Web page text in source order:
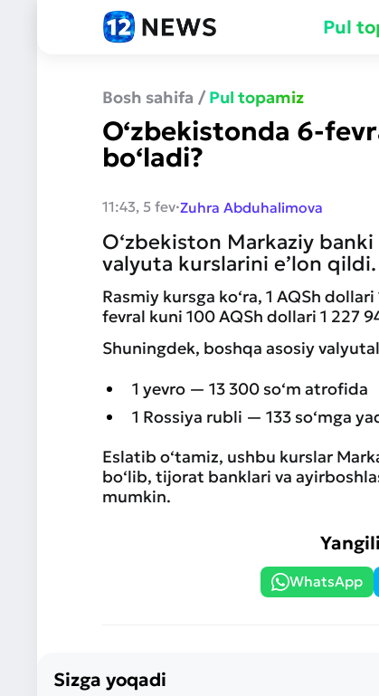
Pul
Bosh sahifa / Pul topamiz
O‘zbekistonda 6-
bo‘ladi?
11:43, 5 fev·Zuhra Abduhalimova
O‘zbekiston Markaziy
valyuta kurslarini e’lon qildi.
Rasmiy kursga ko‘ra, 1 AQSh
fevral kuni 100 AQSh dollari 1 227
Shuningdek, boshqa asosiy
1 yevro — 13 300 so‘m atrofida
1 Rossiya rubli — 133 so‘mga
Eslatib o‘tamiz, ushbu kurslar
bo‘lib, tijorat banklari va
mumkin.
WhatsApp
Sizga yoqadi